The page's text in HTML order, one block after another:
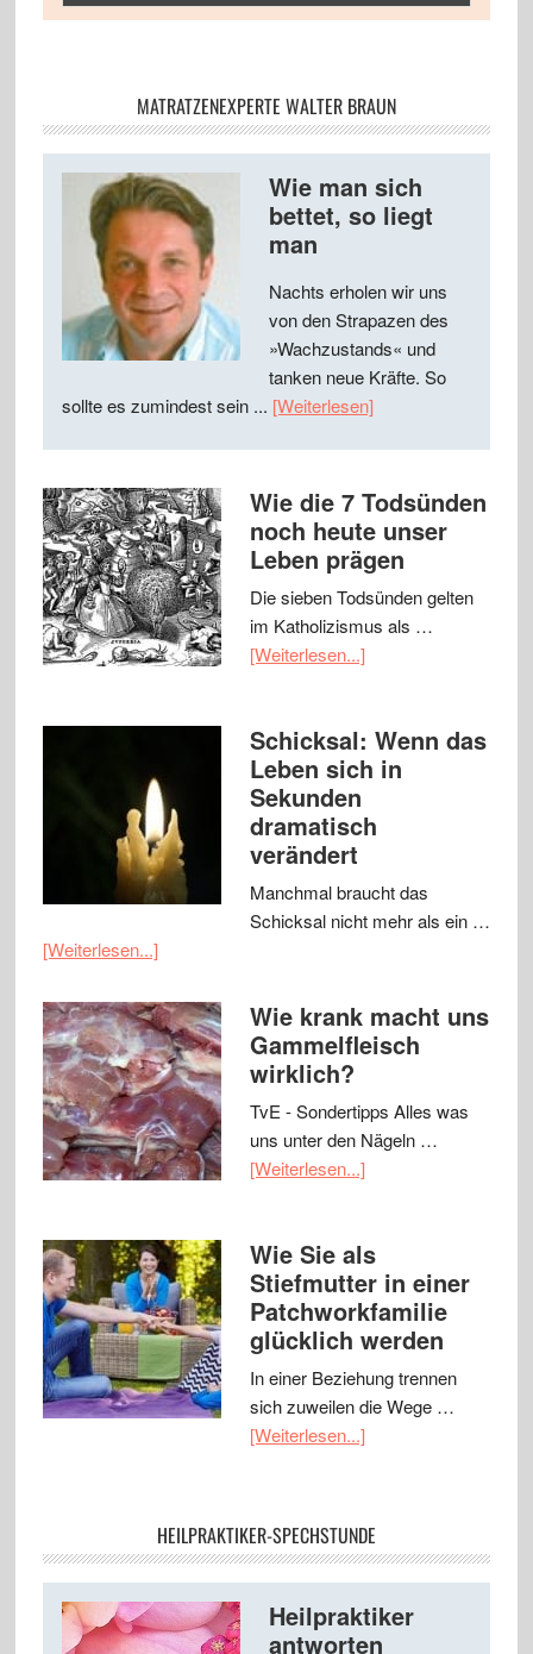
MATRATZENEXPERTE WALTER BRAUN
Wie man sich
bettet, so liegt
man
Nachts erholen wir uns
von den Strapazen des
»Wachzustands« und
tanken neue Kräfte. So
sollte es zumindest sein ... [Weiterlesen]
Wie die 7 Todsünden
noch heute unser
Leben prägen
Die sieben Todsünden gelten
im Katholizismus als …
[Weiterlesen...]
Schicksal: Wenn das
Leben sich in
Sekunden
dramatisch
verändert
Manchmal braucht das
Schicksal nicht mehr als ein …
[Weiterlesen...]
Wie krank macht uns
Gammelfleisch
wirklich?
TvE - Sondertipps Alles was
uns unter den Nägeln …
[Weiterlesen...]
Wie Sie als
Stiefmutter in einer
Patchworkfamilie
glücklich werden
In einer Beziehung trennen
sich zuweilen die Wege …
[Weiterlesen...]
HEILPRAKTIKER-SPECHSTUNDE
Heilpraktiker
antworten